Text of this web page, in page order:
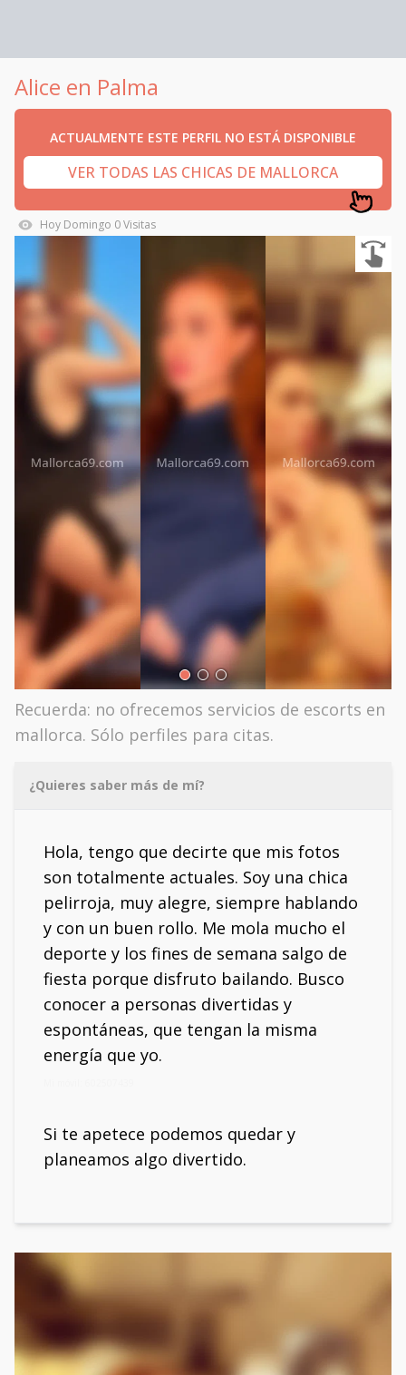
Alice en Palma
ACTUALMENTE ESTE PERFIL NO ESTÁ DISPONIBLE
VER TODAS LAS CHICAS DE MALLORCA
Hoy Domingo 0Visitas
Recuerda: no ofrecemos servicios de escorts en
mallorca. Sólo perfiles para citas.
¿Quieres saber más de mí?
Hola, tengo que decirte que mis fotos
son totalmente actuales. Soy una chica
pelirroja, muy alegre, siempre hablando
y con un buen rollo. Me mola mucho el
deporte y los fines de semana salgo de
fiesta porque disfruto bailando. Busco
conocer a personas divertidas y
espontáneas, que tengan la misma
energía que yo.
Si te apetece podemos quedar y
planeamos algo divertido.